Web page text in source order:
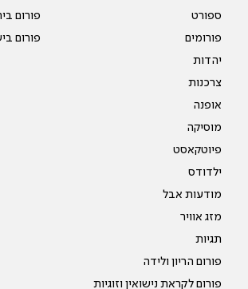
ספורט
פורומים
יהדות
צרכנות
אופנה
מוסיקה
פיוטקאסט
ילדודס
מודעות אבל
מזג אוויר
תגיות
פורום הריון ולידה
פורום לקראת נישואין וזוגיות
פורום
פורום